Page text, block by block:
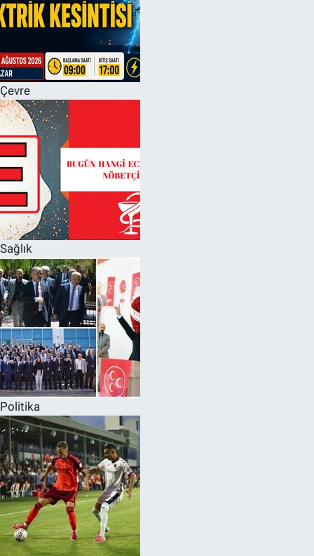
Çevre
Sağlık
Politika